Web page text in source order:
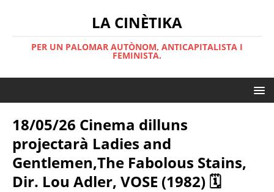
LA CINÈTIKA
PER UN PALOMAR AUTÒNOM, ANTICAPITALISTA I
FEMINISTA.
18/05/26 Cinema dilluns
projectarà Ladies and
Gentlemen,The Fabolous Stains,
Dir. Lou Adler, VOSE (1982) 🗓